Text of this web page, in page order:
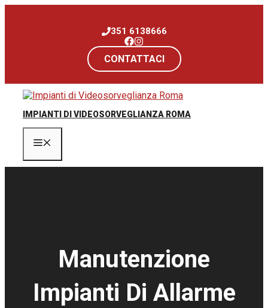
351 6138666
CONTATTACI
IMPIANTI DI VIDEOSORVEGLIANZA ROMA
Manutenzione
Impianti Di Allarme